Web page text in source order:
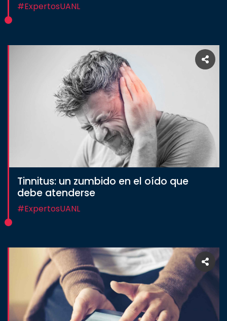
#ExpertosUANL
Tinnitus: un zumbido en el oído que
debe atenderse
#ExpertosUANL